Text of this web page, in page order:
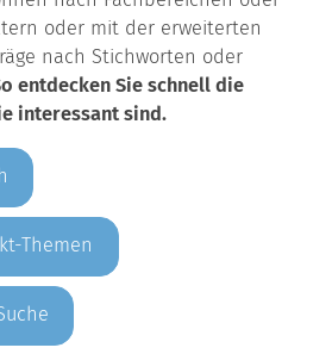
oder mit der erweiterten
nach Stichworten oder
entdecken Sie schnell die
interessant sind.
Themen